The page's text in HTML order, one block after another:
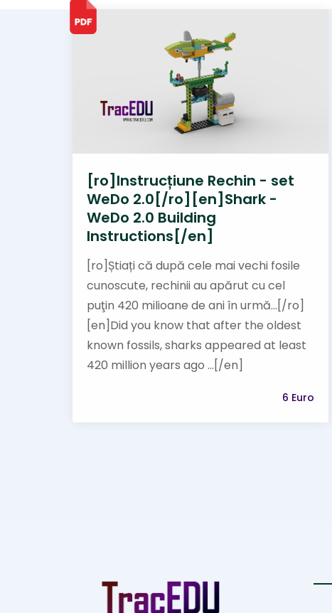
[ro]Instrucțiune Rechin - set
WeDo 2.0[/ro][en]Shark -
WeDo 2.0 Building
Instructions[/en]
[ro]Știați că după cele mai vechi fosile
cunoscute, rechinii au apărut cu cel
puţin 420 milioane de ani în urmă...[/ro]
[en]Did you know that after the oldest
known fossils, sharks appeared at least
420 million years ago ...[/en]
6 Euro